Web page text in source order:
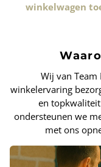
winkelwagen
Wij van Team
winkelervaring
en
ondersteunen we
met ons